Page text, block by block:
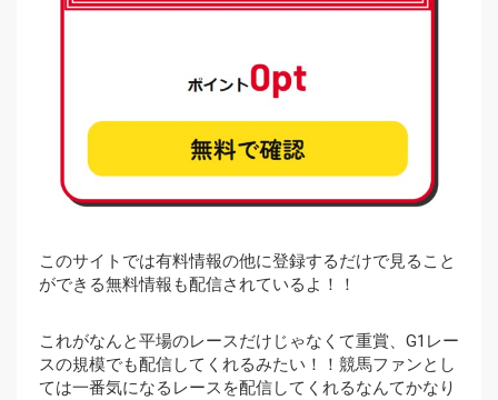
このサイトでは有料情報の他に登録するだけで見ること
ができる無料情報も配信されているよ！！
これがなんと平場のレースだけじゃなくて重賞、G1レー
スの規模でも配信してくれるみたい！！競馬ファンとし
ては一番気になるレースを配信してくれるなんてかなり